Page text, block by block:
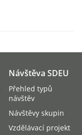
Návštěva SDEU
Přehled typů
návštěv
Návštěvy skupin
Vzdělávací projekt